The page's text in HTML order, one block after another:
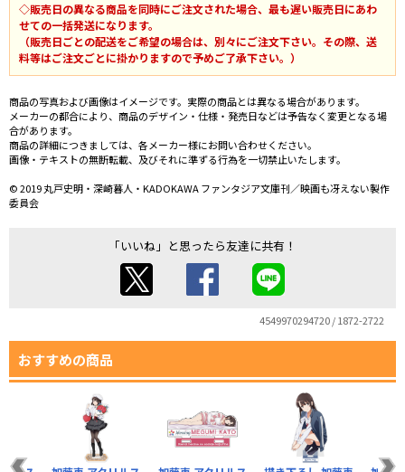
◇販売日の異なる商品を同時にご注文された場合、最も遅い販売日にあわ
せての一括発送になります。
（販売日ごとの配送をご希望の場合は、別々にご注文下さい。その際、送
料等はご注文ごとに掛かりますので予めご了承下さい。）
商品の写真および画像はイメージです。実際の商品とは異なる場合があります。
メーカーの都合により、商品のデザイン・仕様・発売日などは予告なく変更となる場
合があります。
商品の詳細につきましては、各メーカー様にお問い合わせください。
画像・テキストの無断転載、及びそれに準ずる行為を一切禁止いたします。
© 2019 丸戸史明・深崎暮人・KADOKAWA ファンタジア文庫刊／映画も冴えない製作
委員会
「いいね」と思ったら友達に共有！
4549970294720 / 1872-2722
おすすめの商品